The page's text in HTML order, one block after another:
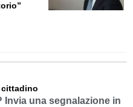
cittadino
Invia una segnalazione in